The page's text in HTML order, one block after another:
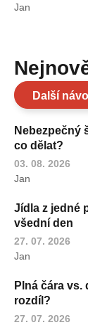
Jan
Další
Nebezpečný
co dělat?
03. 08. 2026
Jan
Jídla z jedné
všední den
27. 07. 2026
Jan
Plná čára vs.
rozdíl?
27. 07. 2026